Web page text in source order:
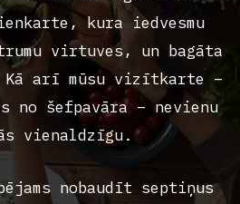
kura iedvesmu
virtuves, un bagāta
arī mūsu vizītkarte –
no šefpavāra – nevienu
vienaldzīgu.
nobaudīt septiņus